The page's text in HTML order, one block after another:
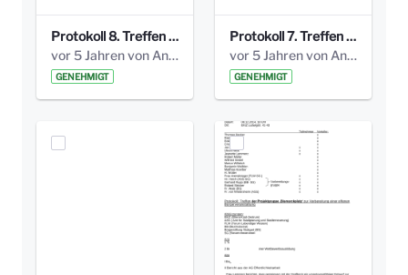
Protokoll 8. Treffen 20150330 AG Bismarckplatz.pdf
vor 5 Jahren von Anni Schlumberger
GENEHMIGT
Protokoll 7. Treffen 20150308 AG Bismarckplatz.pdf
vor 5 Jahren von Anni Schlumberger
GENEHMIGT